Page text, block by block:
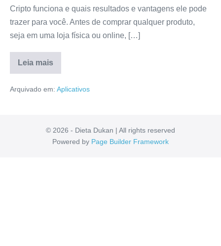
Cripto funciona e quais resultados e vantagens ele pode
trazer para você. Antes de comprar qualquer produto,
seja em uma loja física ou online, […]
Leia mais
Viver
Cripto
Resenha
Detalhada!
Arquivado em: Aplicativos
© 2026 - Dieta Dukan | All rights reserved
Powered by Page Builder Framework